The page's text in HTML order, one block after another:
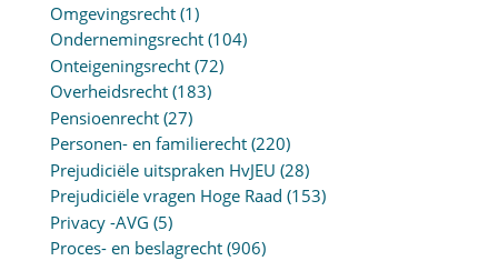
Omgevingsrecht(1)
Ondernemingsrecht(104)
Onteigeningsrecht(72)
Overheidsrecht(183)
Pensioenrecht(27)
Personen- en familierecht(220)
Prejudiciële uitspraken HvJEU (28)
Prejudiciële vragen Hoge Raad (153)
Privacy -AVG (5)
Proces- en beslagrecht(906)